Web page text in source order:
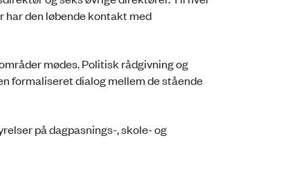
den løbende kontakt med
mødes. Politisk rådgivning og
formaliseret dialog mellem de stående
på dagpasnings-, skole- og